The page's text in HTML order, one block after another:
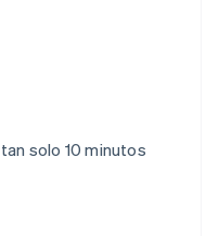
solo 10 minutos